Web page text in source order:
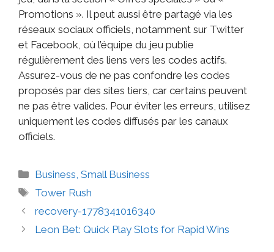
Promotions ». Il peut aussi être partagé via les
réseaux sociaux officiels, notamment sur Twitter
et Facebook, où l’équipe du jeu publie
régulièrement des liens vers les codes actifs.
Assurez-vous de ne pas confondre les codes
proposés par des sites tiers, car certains peuvent
ne pas être valides. Pour éviter les erreurs, utilisez
uniquement les codes diffusés par les canaux
officiels.
Business, Small Business
Tower Rush
recovery-1778341016340
Leon Bet: Quick Play Slots for Rapid Wins